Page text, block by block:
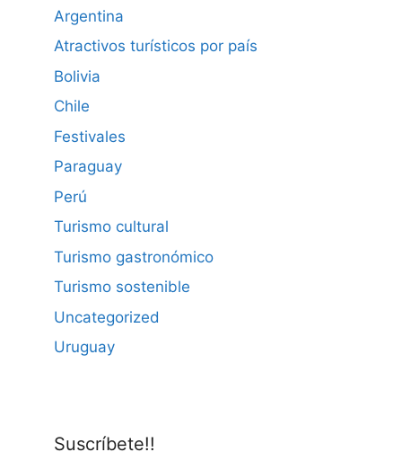
Argentina
Atractivos turísticos por país
Bolivia
Chile
Festivales
Paraguay
Perú
Turismo cultural
Turismo gastronómico
Turismo sostenible
Uncategorized
Uruguay
Suscríbete!!